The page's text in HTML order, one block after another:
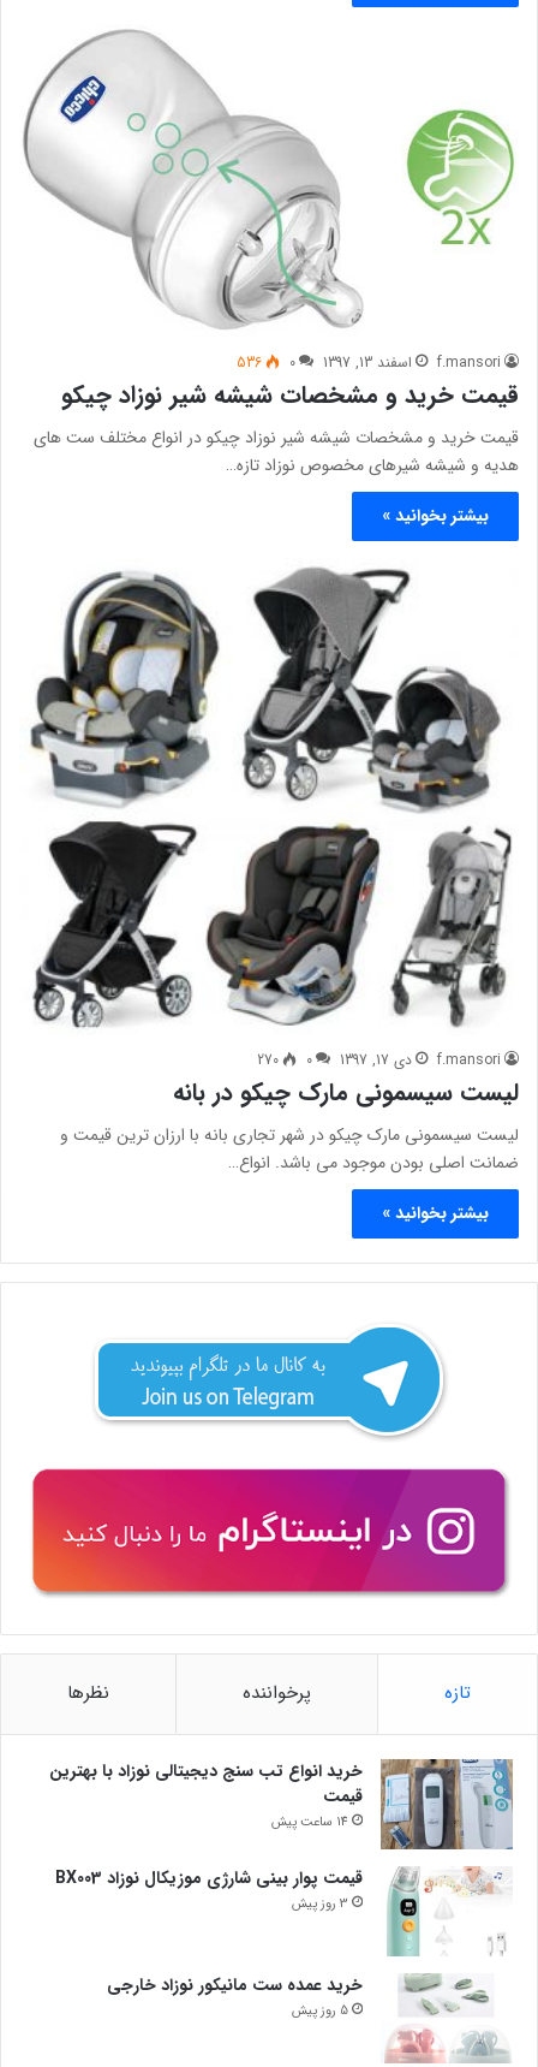
f.mansori اسفند 13, 1397 0
536
قیمت خرید و مشخصات شیشه شیر نوزاد چیکو
قیمت خرید و مشخصات شیشه شیر نوزاد چیکو در انواع مختلف ست های
هدیه و شیشه شیرهای مخصوص نوزاد تازه…
بیشتر بخوانید »
f.mansori دی 17, 1397 0
270
لیست سیسمونی مارک چیکو در بانه
لیست سیسمونی مارک چیکو در شهر تجاری بانه با ارزان ترین قیمت و
ضمانت اصلی بودن موجود می باشد. انواع…
بیشتر بخوانید »
تازه پرخواننده نظرها
خرید انواع تب سنج دیجیتالی نوزاد با بهترین
قیمت
14 ساعت پیش
قیمت پوار بینی شارژی موزیکال نوزاد BX003
3 روز پیش
خرید عمده ست مانیکور نوزاد خارجی
5 روز پیش